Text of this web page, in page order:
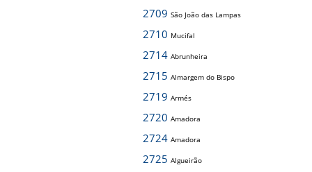
2709 São João das Lampas
2710 Mucifal
2714 Abrunheira
2715 Almargem do Bispo
2719 Armés
2720 Amadora
2724 Amadora
2725 Algueirão